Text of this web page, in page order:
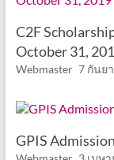
C2F
October 31,
Webmaster 7 กันย
GPIS